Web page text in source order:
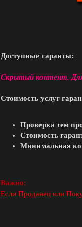
Доступные гаранты:
Скрытый контент.
Стоимость услуг
Проверка тем
Стоимость
Минимальная
Важно:
Если Продавец или